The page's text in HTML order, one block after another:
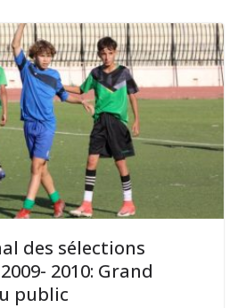
des sélections
2010: Grand
public